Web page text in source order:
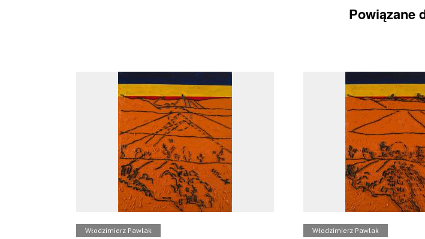
Powiązane
Włodzimierz Pawlak Włodzimierz Pawlak